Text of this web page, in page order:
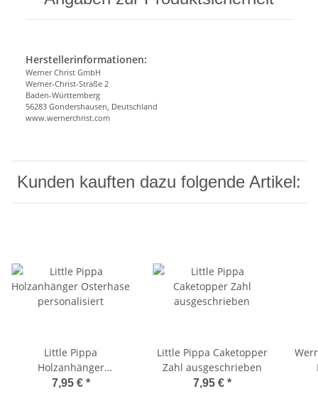
Herstellerinformationen:
Werner Christ GmbH
Werner-Christ-Straße 2
Baden-Württemberg
56283 Gondershausen, Deutschland
www.wernerchrist.com
Kunden kauften dazu folgende Artikel:
Little Pippa
Holzanhänger
'Osterhase'
7,95 € *
Little Pippa Caketopper
Zahl ausgeschrieben
7,95 € *